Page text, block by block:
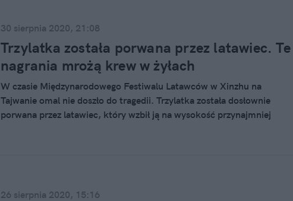
30 sierpnia 2020, 21:08
Trzylatka została porwana przez latawiec. Te
nagrania mrożą krew w żyłach
W czasie Międzynarodowego Festiwalu Latawców w Xinzhu na
Tajwanie omal nie doszło do tragedii. Trzylatka została dosłownie
porwana przez latawiec, który wzbił ją na wysokość przynajmniej
26 sierpnia 2020, 15:16